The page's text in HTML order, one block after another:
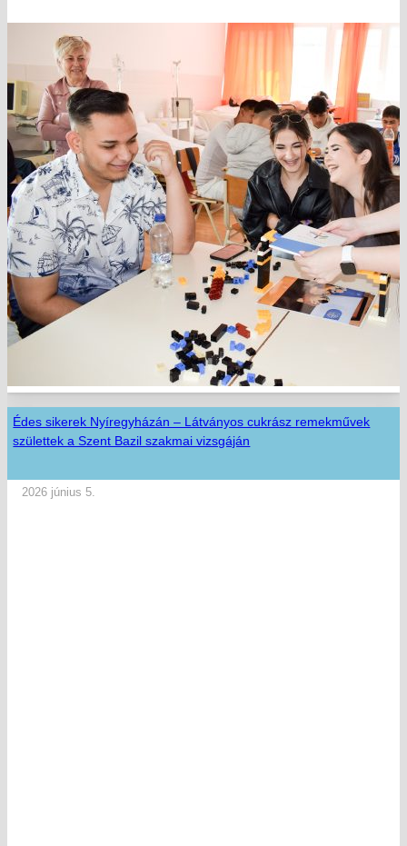
Édes sikerek Nyíregyházán – Látványos cukrász remekművek
születtek a Szent Bazil szakmai vizsgáján
2026 június 5.